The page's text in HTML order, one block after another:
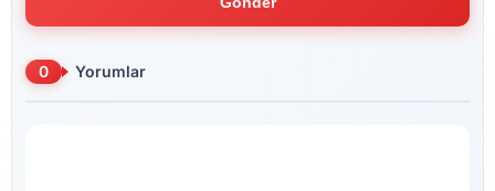
0 Yorumlar